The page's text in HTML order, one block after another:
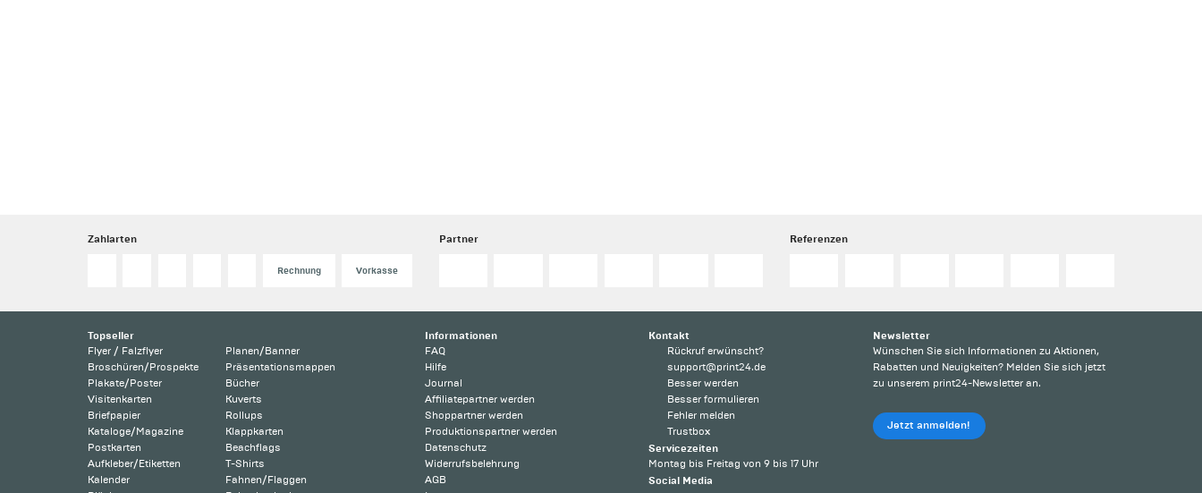
Zahlarten
Rechnung Vorkasse
Partner Referenzen
Topseller
Flyer / Falzflyer
Broschüren/Prospekte
Plakate/Poster
Visitenkarten
Briefpapier
Kataloge/Magazine
Postkarten
Aufkleber/Etiketten
Kalender
Planen/Banner
Präsentationsmappen
Bücher
Kuverts
Rollups
Klappkarten
Beachflags
T-Shirts
Fahnen/Flaggen
Informationen
FAQ
Hilfe
Journal
Affiliatepartner werden
Shoppartner werden
Produktionspartner werden
Datenschutz
Widerrufsbelehrung
AGB
Kontakt
Rückruf erwünscht?
support@print24.de
Besser werden
Besser formulieren
Fehler melden
Trustbox
Servicezeiten
Montag bis Freitag von 9 bis 17 Uhr
Social Media
Newsletter
Wünschen Sie sich Informationen zu Aktionen,
Rabatten und Neuigkeiten? Melden Sie sich jetzt
zu unserem print24-Newsletter an.
Jetzt anmelden!